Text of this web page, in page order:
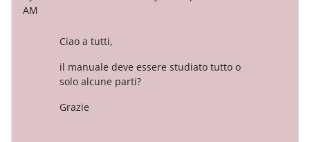
AM
Ciao a tutti,
il manuale deve essere studiato tutto o
solo alcune parti?
Grazie